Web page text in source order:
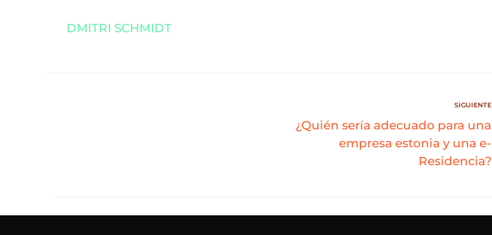
DMITRI SCHMIDT
SIGUIENTE
¿Quién sería adecuado para una
empresa estonia y una e-
Residencia?